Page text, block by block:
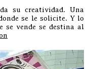
su creatividad. Una
se le solicite. Y lo
se vende se destina al